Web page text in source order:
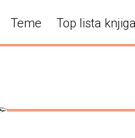
Teme Top lista knjiga